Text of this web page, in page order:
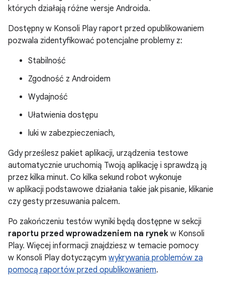
których działają różne wersje Androida.
Dostępny w Konsoli Play raport przed opublikowaniem
pozwala zidentyfikować potencjalne problemy z:
Stabilność
Zgodność z Androidem
Wydajność
Ułatwienia dostępu
luki w zabezpieczeniach,
Gdy prześlesz pakiet aplikacji, urządzenia testowe
automatycznie uruchomią Twoją aplikację i sprawdzą ją
przez kilka minut. Co kilka sekund robot wykonuje
w aplikacji podstawowe działania takie jak pisanie, klikanie
czy gesty przesuwania palcem.
Po zakończeniu testów wyniki będą dostępne w sekcji
raportu przed wprowadzeniem na rynek w Konsoli
Play. Więcej informacji znajdziesz w temacie pomocy
w Konsoli Play dotyczącym wykrywania problemów za
pomocą raportów przed opublikowaniem.